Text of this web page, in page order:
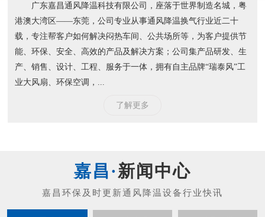
广东嘉昌通风降温科技有限公司，座落于世界制造名城，粤
港澳大湾区——东莞，公司专业从事通风降温换气行业近二十
载，专注帮客户如何解决闷热车间、公共场所等，为客户提供节
能、环保、安全、高效的产品及解决方案；公司集产品研发、生
产、销售、设计、工程、服务于一体，拥有自主品牌“瑞泰风”工
业大风扇、环保空调，...
了解更多
新闻中心